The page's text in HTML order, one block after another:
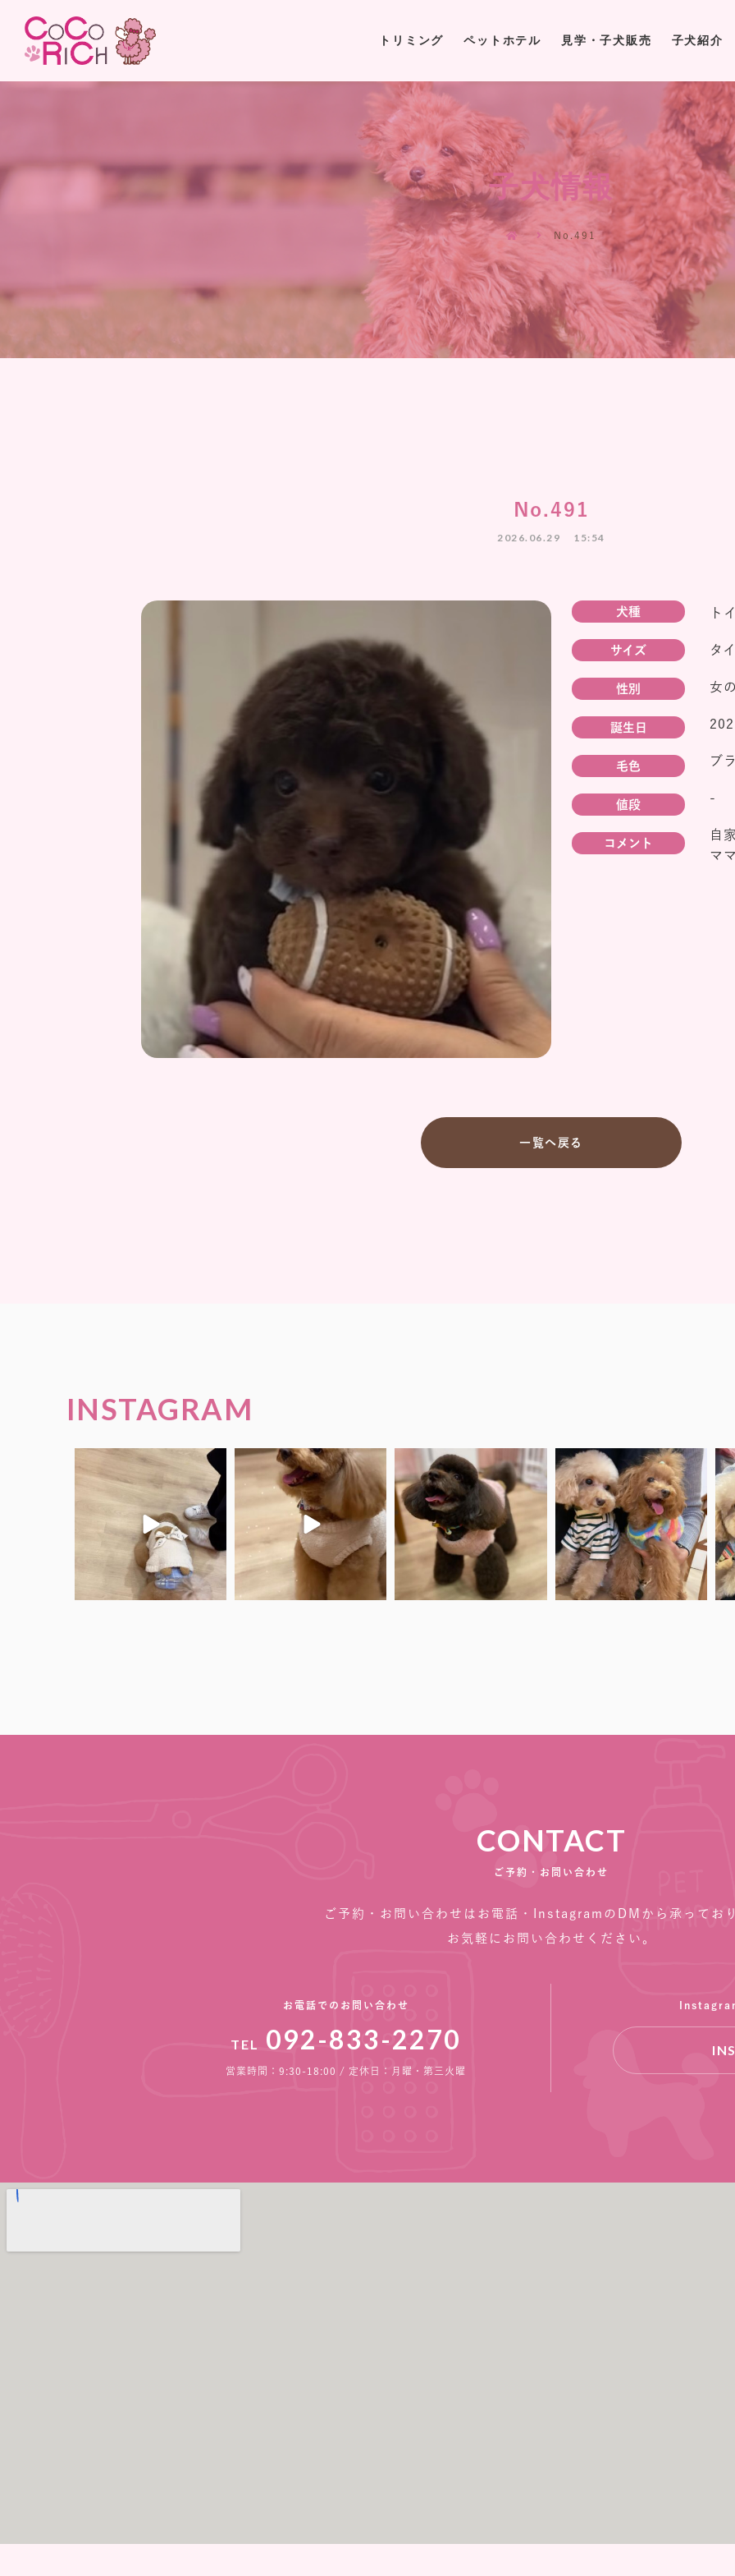
トリミング ペットホテル 見学・子犬販売 子犬紹介
トリミング ペットホテル 見学・子犬販売 子犬紹介
子犬情報
No.491
No.491
2026.06.29 15:54
犬種
サイズ
性別
誕生日
毛色
値段
コメント
ト
タ
女
ブ
-
自
マ
一覧へ戻る
INSTAGRAM
くーちゃん♡アメリちゃん
ありがとうございました♡
.
くーちゃん♡
ありがとうございました♡
.
#仔犬見学受付中...
.
アメリちゃん♡
ありがとうございました♡
#ブラウンプードル ...
.
ポップくん、チマキちゃんの前
では
シャイなんです
....
チ
CONTACT
ご予約・お問い合わせ
ご予約・お問い合わせはお電話・InstagramのDMから承ってお
お気軽にお問い合わせください。
お電話でのお問い合わせ
TEL 092-833-2270
営業時間：9:30-18:00 / 定休日：月曜・第三火曜